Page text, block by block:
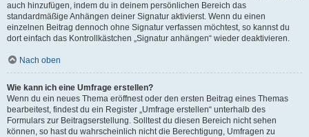
auch hinzufügen, indem du in deinem persönlichen Bereich das
standardmäßige Anhängen deiner Signatur aktivierst. Wenn du einen
einzelnen Beitrag dennoch ohne Signatur verfassen möchtest, so kannst du
dort einfach das Kontrollkästchen „Signatur anhängen“ wieder deaktivieren.
Nach oben
Wie kann ich eine Umfrage erstellen?
Wenn du ein neues Thema eröffnest oder den ersten Beitrag eines Themas
bearbeitest, findest du ein Register „Umfrage erstellen“ unterhalb des
Formulars zur Beitragserstellung. Solltest du diesen Bereich nicht sehen
können, so hast du wahrscheinlich nicht die Berechtigung, Umfragen zu